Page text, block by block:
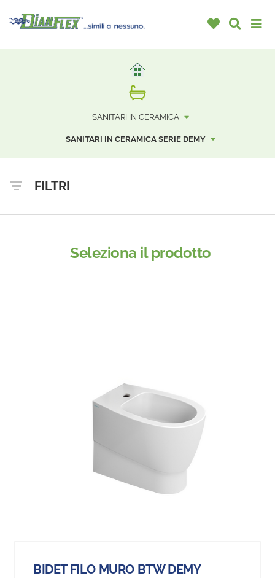
SANITARI IN CERAMICA
SANITARI IN CERAMICA SERIE DEMY
FILTRI
Seleziona il prodotto
BIDET FILO MURO BTW DEMY